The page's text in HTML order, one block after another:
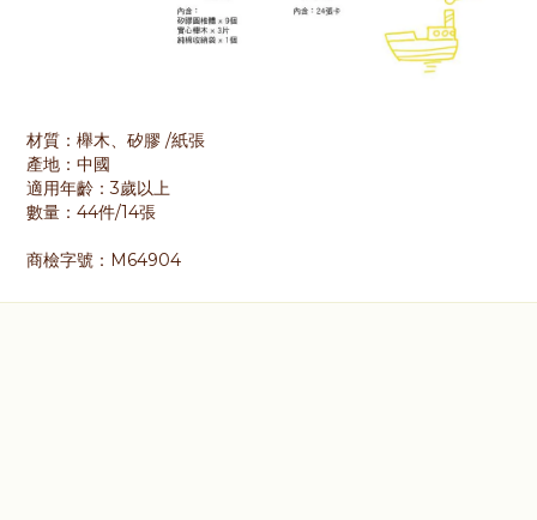
材質：櫸木、矽膠 /紙張
產地：中國
適用年齡：3歲以上
數量：44件/14張
商檢字號：M64904